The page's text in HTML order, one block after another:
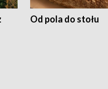
Od pola do stołu